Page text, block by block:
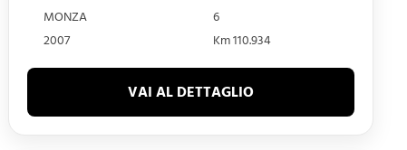
MONZA
6
2007
Km 110.934
VAI AL DETTAGLIO